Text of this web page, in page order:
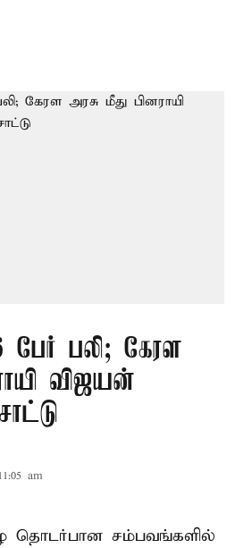
பேர் பலி; கேரள
விஜயன்
am
தொடர்பான சம்பவங்களில்